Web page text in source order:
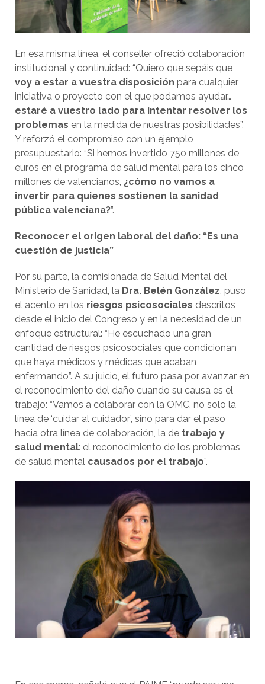
En esa misma línea, el conseller ofreció colaboración
institucional y continuidad: “Quiero que sepáis que
voy a estar a vuestra disposición para cualquier
iniciativa o proyecto con el que podamos ayudar…
estaré a vuestro lado para intentar resolver los
problemas en la medida de nuestras posibilidades”.
Y reforzó el compromiso con un ejemplo
presupuestario: “Si hemos invertido 750 millones de
euros en el programa de salud mental para los cinco
millones de valencianos, ¿cómo no vamos a
invertir para quienes sostienen la sanidad
pública valenciana?”.
Reconocer el origen laboral del daño: “Es una
cuestión de justicia”
Por su parte, la comisionada de Salud Mental del
Ministerio de Sanidad, la Dra. Belén González , puso
el acento en los riesgos psicosociales descritos
desde el inicio del Congreso y en la necesidad de un
enfoque estructural: “He escuchado una gran
cantidad de riesgos psicosociales que condicionan
que haya médicos y médicas que acaban
enfermando”. A su juicio, el futuro pasa por avanzar en
el reconocimiento del daño cuando su causa es el
trabajo: “Vamos a colaborar con la OMC, no solo la
línea de ‘cuidar al cuidador’, sino para dar el paso
hacia otra línea de colaboración, la de trabajo y
salud mental: el reconocimiento de los problemas
de salud mental causados por el trabajo”.